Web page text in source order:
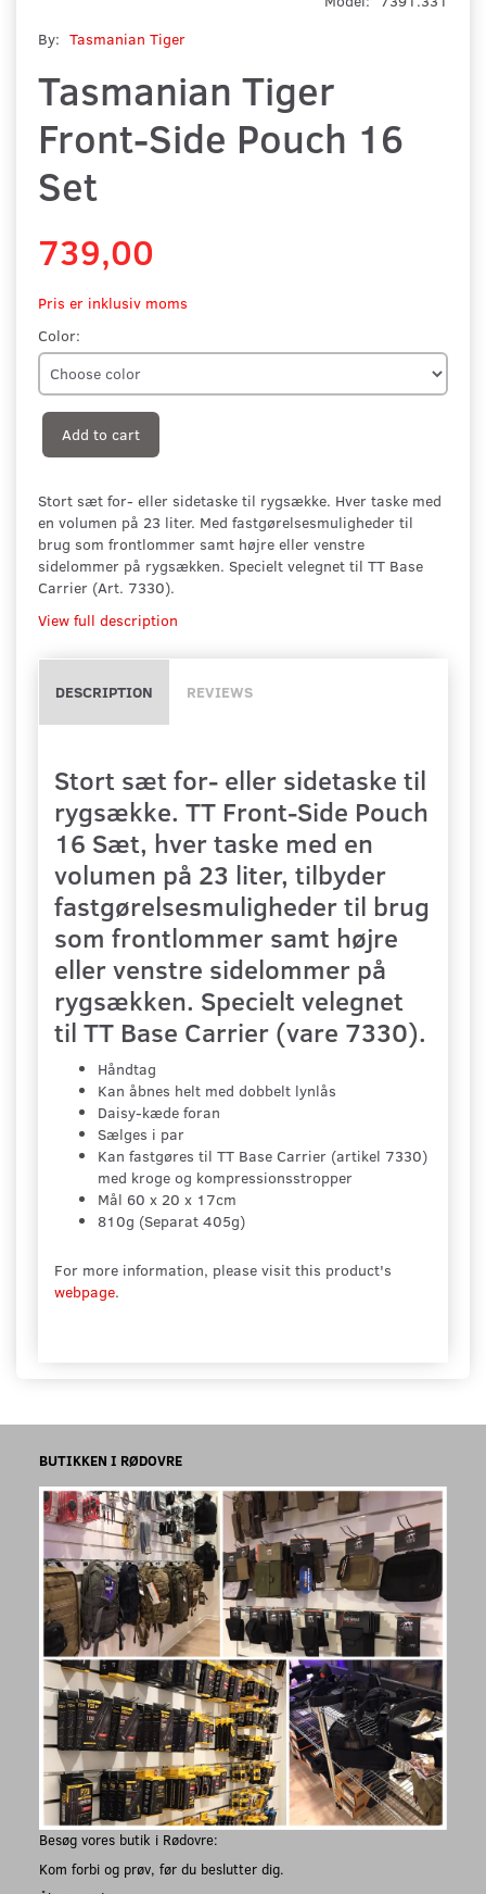
By: Tasmanian Tiger
Tasmanian Tiger
Front-Side Pouch 16
Set
739,00
Pris er inklusiv moms
Color:
Add to cart
Stort sæt for- eller sidetaske til rygsække. Hver taske med
en volumen på 23 liter. Med fastgørelsesmuligheder til
brug som frontlommer samt højre eller venstre
sidelommer på rygsækken. Specielt velegnet til TT Base
Carrier (Art. 7330).
View full description
DESCRIPTION REVIEWS
Stort sæt for- eller sidetaske til
rygsække. TT Front-Side Pouch
16 Sæt, hver taske med en
volumen på 23 liter, tilbyder
fastgørelsesmuligheder til brug
som frontlommer samt højre
eller venstre sidelommer på
rygsækken. Specielt velegnet
til TT Base Carrier (vare 7330).
Håndtag
Kan åbnes helt med dobbelt lynlås
Daisy-kæde foran
Sælges i par
Kan fastgøres til TT Base Carrier (artikel 7330)
med kroge og kompressionsstropper
Mål 60 x 20 x 17cm
810g (Separat 405g)
For more information, please visit this product's
webpage.
BUTIKKEN I RØDOVRE
Besøg vores butik i Rødovre:
Kom forbi og prøv, før du beslutter dig.